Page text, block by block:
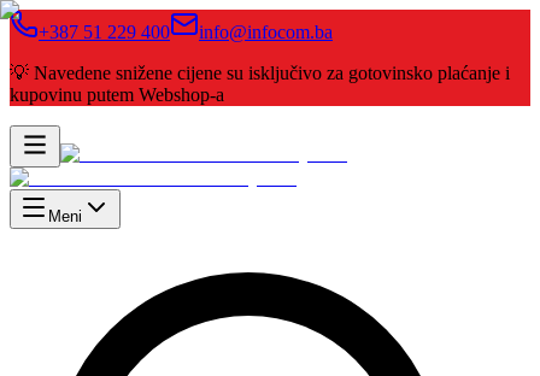
+387 51 229 400
info@infocom.ba
💡 Navedene snižene cijene su isključivo za gotovinsko plaćanje i
kupovinu putem Webshop-a
Meni